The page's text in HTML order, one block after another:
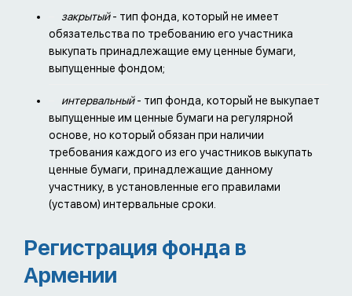
закрытый- тип фонда, который не имеет
обязательства по требованию его участника
выкупать принадлежащие ему ценные бумаги,
выпущенные фондом;
интервальный- тип фонда, который не выкупает
выпущенные им ценные бумаги на регулярной
основе, но который обязан при наличии
требования каждого из его участников выкупать
ценные бумаги, принадлежащие данному
участнику, в установленные его правилами
(уставом) интервальные сроки.
Регистрация фонда в
Армении